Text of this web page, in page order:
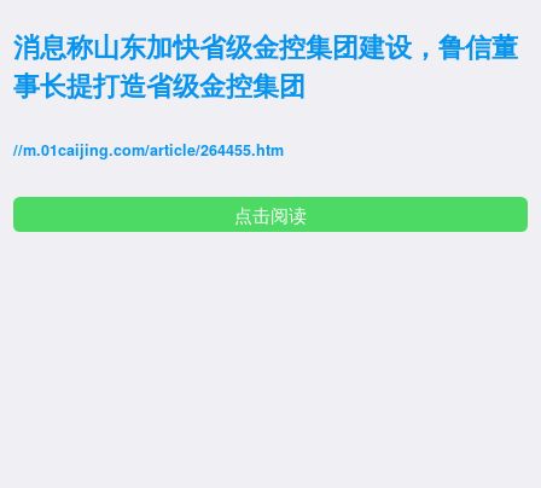
消息称山东加快省级金控集团建设，鲁信董
事长提打造省级金控集团
//m.01caijing.com/article/264455.htm
点击阅读